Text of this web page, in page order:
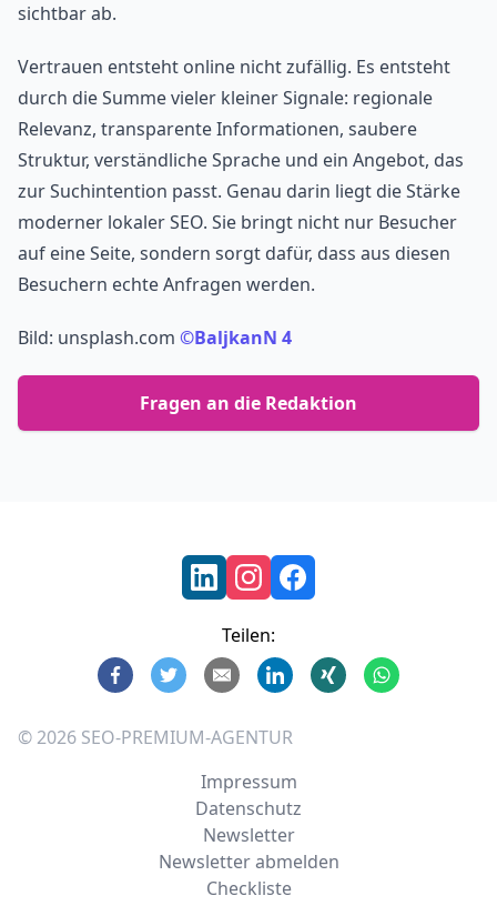
sichtbar ab.
Vertrauen entsteht online nicht zufällig. Es entsteht
durch die Summe vieler kleiner Signale: regionale
Relevanz, transparente Informationen, saubere
Struktur, verständliche Sprache und ein Angebot, das
zur Suchintention passt. Genau darin liegt die Stärke
moderner lokaler SEO. Sie bringt nicht nur Besucher
auf eine Seite, sondern sorgt dafür, dass aus diesen
Besuchern echte Anfragen werden.
Bild: unsplash.com ©BaljkanN 4
Fragen an die Redaktion
Teilen:
© 2026 SEO-PREMIUM-AGENTUR
Impressum
Datenschutz
Newsletter
Newsletter abmelden
Checkliste